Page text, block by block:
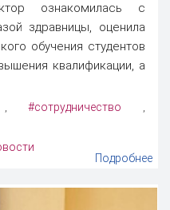
ознакомилась с
здравницы, оценила
обучения студентов
квалификации, а
#сотрудничество ,
Подробнее